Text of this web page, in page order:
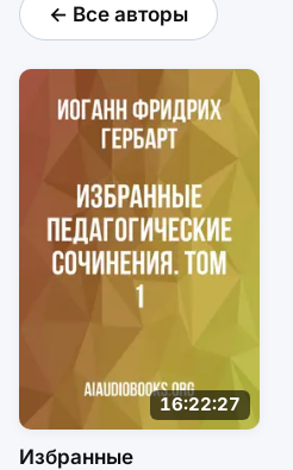
← Все авторы
16:22:27
Избранные